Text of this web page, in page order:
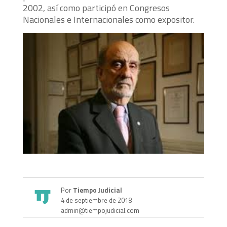
2002, así como participó en Congresos
Nacionales e Internacionales como expositor.
PorTiempo Judicial
4 de septiembre de 2018
admin@tiempojudicial.com